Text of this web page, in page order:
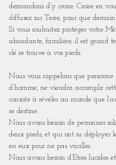
demandons d’y croire. Croire en
diffusez sur Terre, pour que
Si vous souhaitez protéger votre
abondante, familière, il est grand
clé se trouve à vos pieds.
Nous vous rappelons que personne
d’homme, ne viendra accomplir
consiste à révéler au monde que
se destine.
Nous avons besoin de personnes
deux pieds, et qui ont su déployer
en eux pour ne pas vaciller.
Nous avons besoin d’Etres lucides